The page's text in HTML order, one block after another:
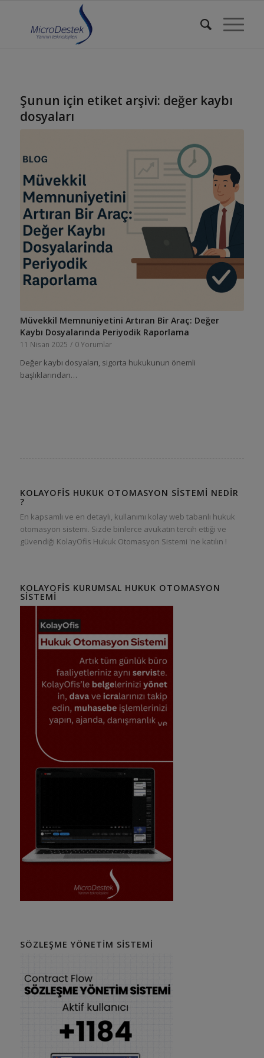
Şunun için etiket arşivi: değer kaybı
dosyaları
Müvekkil Memnuniyetini Artıran Bir Araç: Değer
Kaybı Dosyalarında Periyodik Raporlama
11 Nisan 2025 / 0 Yorumlar
Değer kaybı dosyaları, sigorta hukukunun önemli
başlıklarından…
KOLAYOFIS HUKUK OTOMASYON SISTEMI NEDIR
?
En kapsamlı ve en detaylı, kullanımı kolay web tabanlı hukuk
otomasyon sistemi. Sizde binlerce avukatın tercih ettiği ve
güvendiği KolayOfis Hukuk Otomasyon Sistemi 'ne katılın !
KOLAYOFIS KURUMSAL HUKUK OTOMASYON
SISTEMI
SÖZLEŞME YÖNETIM SISTEMI